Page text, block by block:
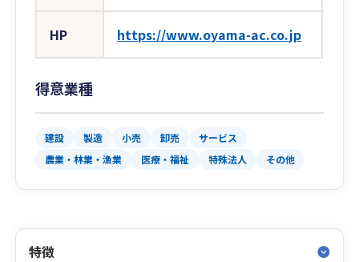
HP https://www.oyama-ac.co.jp
得意業種
建設 製造 小売 卸売
サービス
農業・林業・漁業
医療・福祉 特殊法人 その他
特徴